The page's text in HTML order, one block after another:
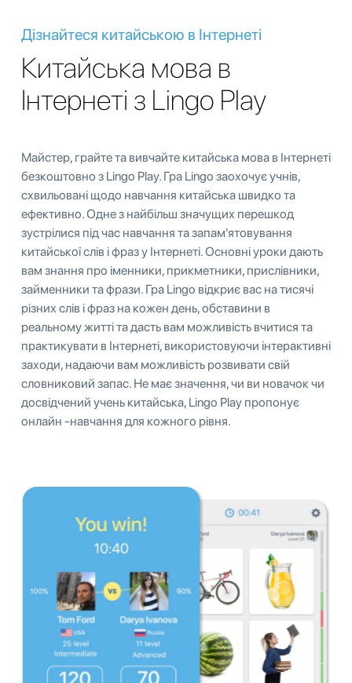
Дізнайтеся китайською в Інтернеті
Китайська мова в
Інтернеті з Lingo Play
Майстер, грайте та вивчайте китайська мова в Інтернеті
безкоштовно з Lingo Play. Гра Lingo заохочує учнів,
схвильовані щодо навчання китайська швидко та
ефективно. Одне з найбільш значущих перешкод
зустрілися під час навчання та запам'ятовування
китайської слів і фраз у Інтернеті. Основні уроки дають
вам знання про іменники, прикметники, прислівники,
займенники та фрази. Гра Lingo відкриє вас на тисячі
різних слів і фраз на кожен день, обставини в
реальному житті та дасть вам можливість вчитися та
практикувати в Інтернеті, використовуючи інтерактивні
заходи, надаючи вам можливість розвивати свій
словниковий запас. Не має значення, чи ви новачок чи
досвідчений учень китайська, Lingo Play пропонує
онлайн -навчання для кожного рівня.